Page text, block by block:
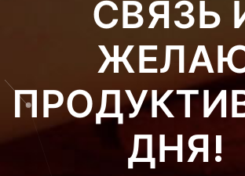
СВЯЗЬ
ДНЯ!